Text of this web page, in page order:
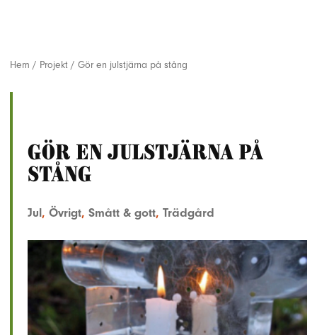
Hem / Projekt / Gör en julstjärna på stång
Gör en julstjärna på
stång
Jul, Övrigt, Smått & gott, Trädgård